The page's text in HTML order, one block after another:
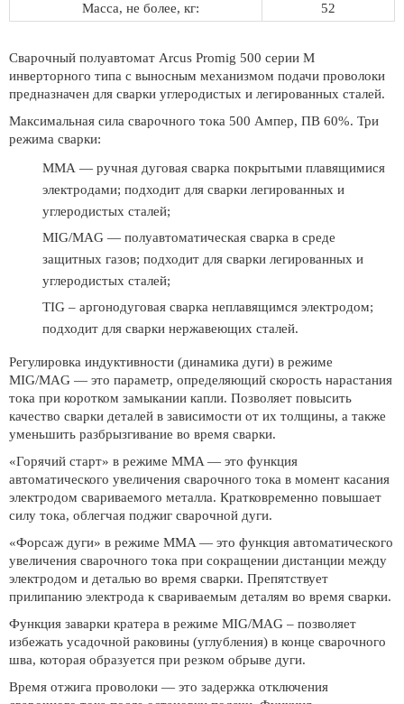
Масса, не более, кг:
52
Сварочный полуавтомат Arcus Promig 500 серии М
инверторного типа с выносным механизмом подачи проволоки
предназначен для сварки углеродистых и легированных сталей.
Максимальная сила сварочного тока 500 Ампер, ПВ 60%. Три
режима сварки:
ММА — ручная дуговая сварка покрытыми плавящимися
электродами; подходит для сварки легированных и
углеродистых сталей;
MIG/MAG — полуавтоматическая сварка в среде
защитных газов; подходит для сварки легированных и
углеродистых сталей;
TIG – аргонодуговая сварка неплавящимся электродом;
подходит для сварки нержавеющих сталей.
Регулировка индуктивности (динамика дуги) в режиме
MIG/MAG — это параметр, определяющий скорость нарастания
тока при коротком замыкании капли. Позволяет повысить
качество сварки деталей в зависимости от их толщины, а также
уменьшить разбрызгивание во время сварки.
«Горячий старт» в режиме MMA — это функция
автоматического увеличения сварочного тока в момент касания
электродом свариваемого металла. Кратковременно повышает
силу тока, облегчая поджиг сварочной дуги.
«Форсаж дуги» в режиме MMA — это функция автоматического
увеличения сварочного тока при сокращении дистанции между
электродом и деталью во время сварки. Препятствует
прилипанию электрода к свариваемым деталям во время сварки.
Функция заварки кратера в режиме MIG/MAG – позволяет
избежать усадочной раковины (углубления) в конце сварочного
шва, которая образуется при резком обрыве дуги.
Время отжига проволоки — это задержка отключения